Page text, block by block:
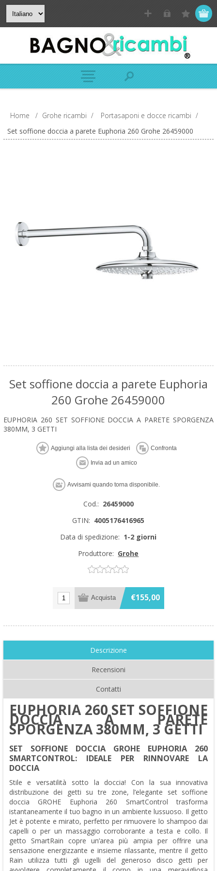
Home / Grohe ricambi / Portasaponi e docce ricambi /
Set soffione doccia a parete Euphoria 260 Grohe 26459000
Set soffione doccia a parete Euphoria
260 Grohe 26459000
EUPHORIA 260 SET SOFFIONE DOCCIA A PARETE SPORGENZA
380MM, 3 GETTI
Cod.: 26459000
GTIN: 4005176416965
Data di spedizione: 1-2 giorni
Produttore: Grohe
€155,00
Descrizione
Recensioni
Contatti
EUPHORIA 260 SET SOFFIONE
DOCCIA A PARETE
SPORGENZA 380MM, 3 GETTI
SET SOFFIONE DOCCIA GROHE EUPHORIA 260
SMARTCONTROL: IDEALE PER RINNOVARE LA
DOCCIA
Stile e versatilità sotto la doccia! Con la sua innovativa
distribuzione dei getti su tre zone, l’elegante set soffione
doccia GROHE Euphoria 260 SmartControl trasforma
istantaneamente il tuo bagno in un ambiente lussuoso. Il getto
Jet è potente e mirato, perfetto per rimuovere lo shampoo dai
capelli o per un massaggio corroborante a testa e collo. Il
getto SmartRain copre un’area più ampia per offrire una
sensazione energizzante e insieme rilassante, mentre il getto
Rain utilizza tutti gli ugelli del generoso disco getti per